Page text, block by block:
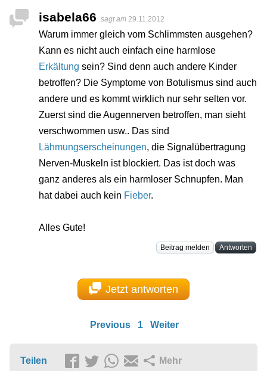
isabela66 sagt am 29.11.2012
Warum immer gleich vom Schlimmsten ausgehen?
Kann es nicht auch einfach eine harmlose
Erkältung sein? Sind denn auch andere Kinder
betroffen? Die Symptome von Botulismus sind auch
andere und es kommt wirklich nur sehr selten vor.
Zuerst sind die Augennerven betroffen, man sieht
verschwommen usw.. Das sind
Lähmungserscheinungen, die Signalübertragung
Nerven-Muskeln ist blockiert. Das ist doch was
ganz anderes als ein harmloser Schnupfen. Man
hat dabei auch kein Fieber.
Alles Gute!
Beitrag melden Antworten
Jetzt antworten
Previous 1 Weiter
Teilen Mehr